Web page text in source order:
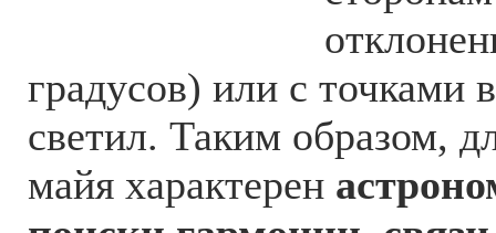
градусов) или с точками
светил. Таким образом,
майя характерен